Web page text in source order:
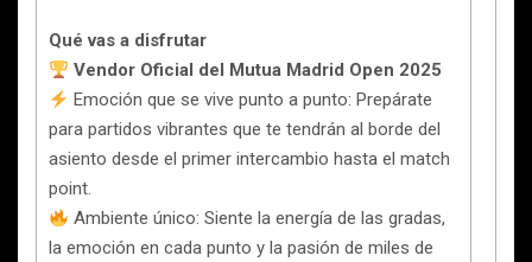
Qué vas a disfrutar
Vendor Oficial del Mutua Madrid Open 2025
Emoción que se vive punto a punto: Prepárate
para partidos vibrantes que te tendrán al borde del
asiento desde el primer intercambio hasta el match
point.
Ambiente único: Siente la energía de las gradas,
la emoción en cada punto y la pasión de miles de